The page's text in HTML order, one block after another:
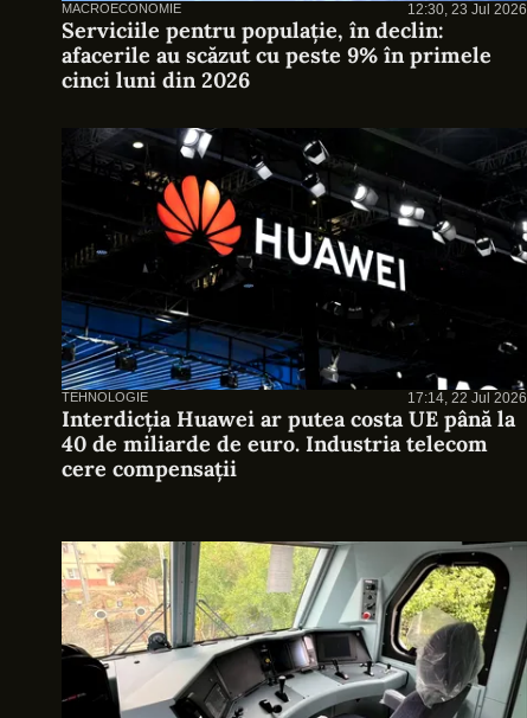
MACROECONOMIE 12:30, 23 Jul 2026
Serviciile pentru populație, în declin:
afacerile au scăzut cu peste 9% în primele
cinci luni din 2026
TEHNOLOGIE 17:14, 22 Jul 2026
Interdicția Huawei ar putea costa UE până la
40 de miliarde de euro. Industria telecom
cere compensații